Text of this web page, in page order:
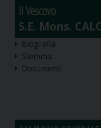
Il Vescovo
Biografia
Stemma
Documenti